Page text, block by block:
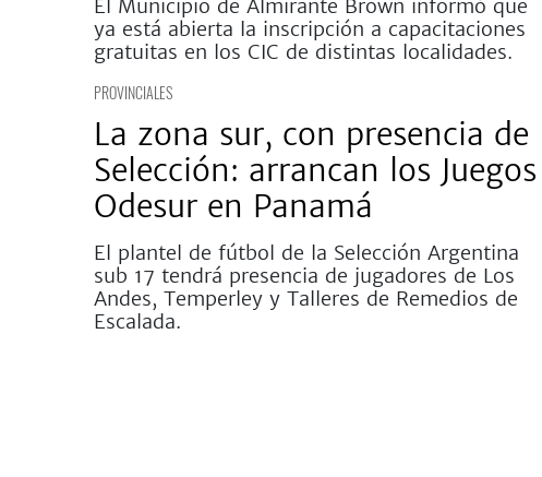
El Municipio de Almirante Brown informó que
ya está abierta la inscripción a capacitaciones
gratuitas en los CIC de distintas localidades.
PROVINCIALES
La zona sur, con presencia de
Selección: arrancan los Juegos
Odesur en Panamá
El plantel de fútbol de la Selección Argentina
sub 17 tendrá presencia de jugadores de Los
Andes, Temperley y Talleres de Remedios de
Escalada.